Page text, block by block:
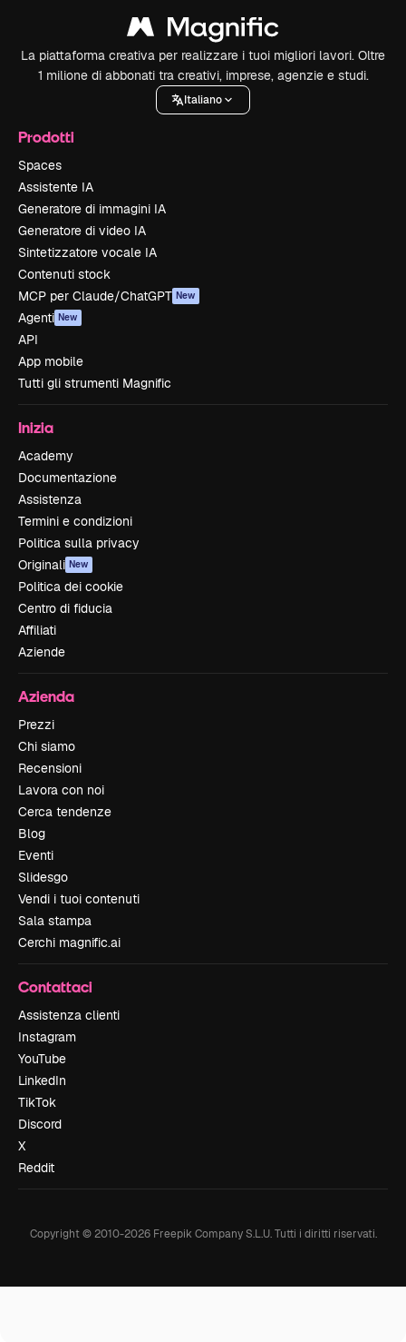
La piattaforma creativa per realizzare i tuoi migliori lavori. Oltre
1 milione di abbonati tra creativi, imprese, agenzie e studi.
Italiano
Prodotti
Spaces
Assistente IA
Generatore di immagini IA
Generatore di video IA
Sintetizzatore vocale IA
Contenuti stock
MCP per Claude/ChatGPT New
Agenti New
API
App mobile
Tutti gli strumenti Magnific
Inizia
Academy
Documentazione
Assistenza
Termini e condizioni
Politica sulla privacy
Originali New
Politica dei cookie
Centro di fiducia
Affiliati
Aziende
Azienda
Prezzi
Chi siamo
Recensioni
Lavora con noi
Cerca tendenze
Blog
Eventi
Slidesgo
Vendi i tuoi contenuti
Sala stampa
Cerchi magnific.ai
Contattaci
Assistenza clienti
Instagram
YouTube
LinkedIn
TikTok
Discord
X
Reddit
Copyright © 2010-2026Freepik Company S.L.U. Tutti i diritti riservati.